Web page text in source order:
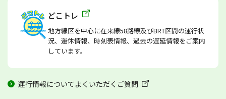
どこトレ
地方線区を中心に在来線58路線及びBRT区間の運行状
況、運休情報、時刻表情報、過去の遅延情報をご案内
しています。
運行情報についてよくいただくご質問